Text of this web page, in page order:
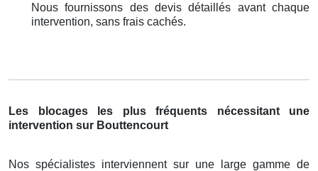
Nous fournissons des devis détaillés avant chaque
intervention, sans frais cachés.
Les blocages les plus fréquents nécessitant une
intervention sur Bouttencourt
Nos spécialistes interviennent sur une large gamme de